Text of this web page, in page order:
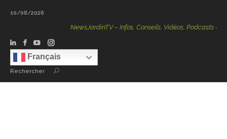
10/08/2026
NewsJardinTV – Infos, Conseils, Vidéos, Podcasts – 100
Français
Rechercher